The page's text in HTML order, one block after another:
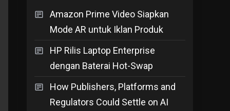
Amazon Prime Video Siapkan
Mode AR untuk Iklan Produk
HP Rilis Laptop Enterprise
dengan Baterai Hot-Swap
How Publishers, Platforms and
Regulators Could Settle on AI